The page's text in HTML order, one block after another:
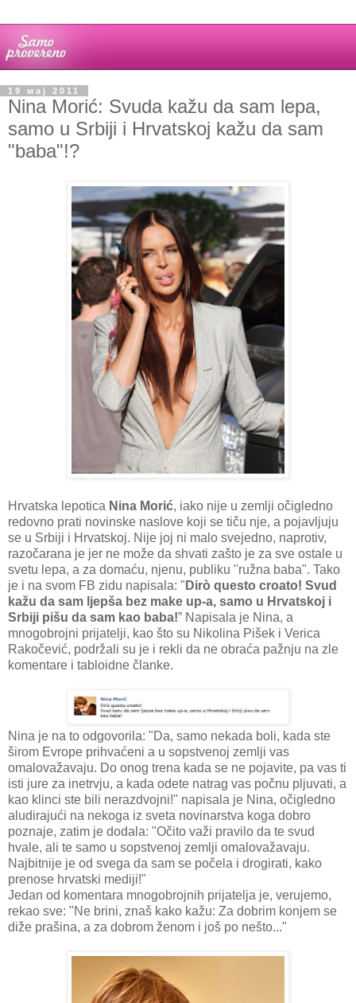
19 мај 2011
Nina Morić: Svuda kažu da sam lepa,
samo u Srbiji i Hrvatskoj kažu da sam
"baba"!?
Hrvatska lepotica Nina Morić, iako nije u zemlji očigledno
redovno prati novinske naslove koji se tiču nje, a pojavljuju
se u Srbiji i Hrvatskoj. Nije joj ni malo svejedno, naprotiv,
razočarana je jer ne može da shvati zašto je za sve ostale u
svetu lepa, a za domaću, njenu, publiku "ružna baba". Tako
je i na svom FB zidu napisala: " Dirò questo croato! Svud
kažu da sam ljepša bez make up-a, samo u Hrvatskoj i
Srbiji pišu da sam kao baba!” Napisala je Nina, a
mnogobrojni prijatelji, kao što su Nikolina Pišek i Verica
Rakočević, podržali su je i rekli da ne obraća pažnju na zle
komentare i tabloidne članke.
Nina je na to odgovorila: "Da, samo nekada boli, kada ste
širom Evrope prihvaćeni a u sopstvenoj zemlji vas
omalovažavaju. Do onog trena kada se ne pojavite, pa vas ti
isti jure za inetrvju, a kada odete natrag vas počnu pljuvati, a
kao klinci ste bili nerazdvojni!" napisala je Nina, očigledno
aludirajući na nekoga iz sveta novinarstva koga dobro
poznaje, zatim je dodala: "Očito važi pravilo da te svud
hvale, ali te samo u sopstvenoj zemlji omalovažavaju.
Najbitnije je od svega da sam se počela i drogirati, kako
prenose hrvatski mediji!"
Jedan od komentara mnogobrojnih prijatelja je, verujemo,
rekao sve: "Ne brini, znaš kako kažu: Za dobrim konjem se
diže prašina, a za dobrom ženom i još po nešto..."